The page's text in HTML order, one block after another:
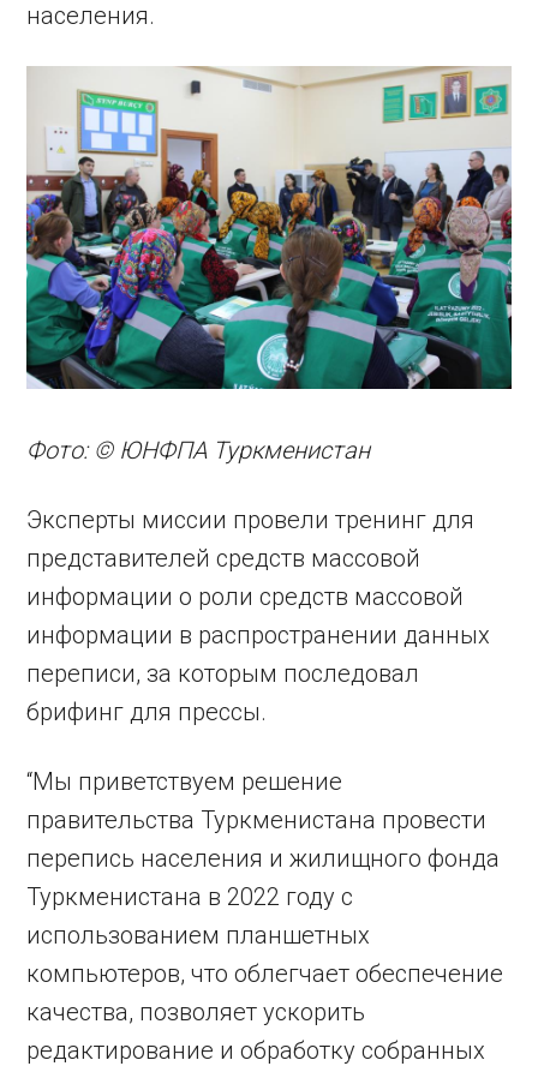
населения.
Фото: © ЮНФПА Туркменистан
Эксперты миссии провели тренинг для
представителей средств массовой
информации о роли средств массовой
информации в распространении данных
переписи, за которым последовал
брифинг для прессы.
“Мы приветствуем решение
правительства Туркменистана провести
перепись населения и жилищного фонда
Туркменистана в 2022 году с
использованием планшетных
компьютеров, что облегчает обеспечение
качества, позволяет ускорить
редактирование и обработку собранных